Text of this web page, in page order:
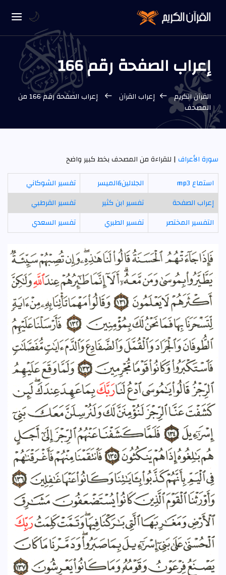
إعراب الصفحة رقم 166
القرآن الكريم إعراب القرآن
إعراب الصفحة رقم 166 من
المصحف
سورة الأعراف| للقراءة من المصحف بخط كبير واضح
استماع mp3
الجلالين&الميسر
تفسير الشوكاني
إعراب الصفحة
تفسير ابن كثير
تفسير القرطبي
التفسير المختصر
تفسير الطبري تفسير السعدي
🌙